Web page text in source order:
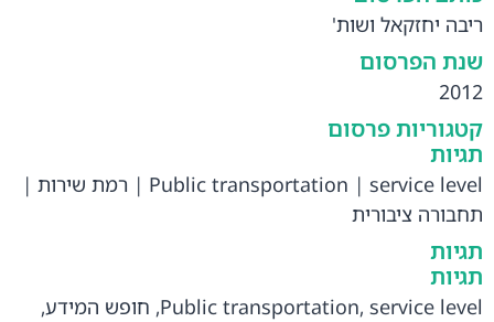
ריבה יחזקאל ושות'
שנת הפרסום
2012
קטגוריות פרסום
תגיות
Public transportation | service level
| רמת שירות |
תחבורה ציבורית
תגיות
תגיות
Public transportation, service level
, חופש המידע,